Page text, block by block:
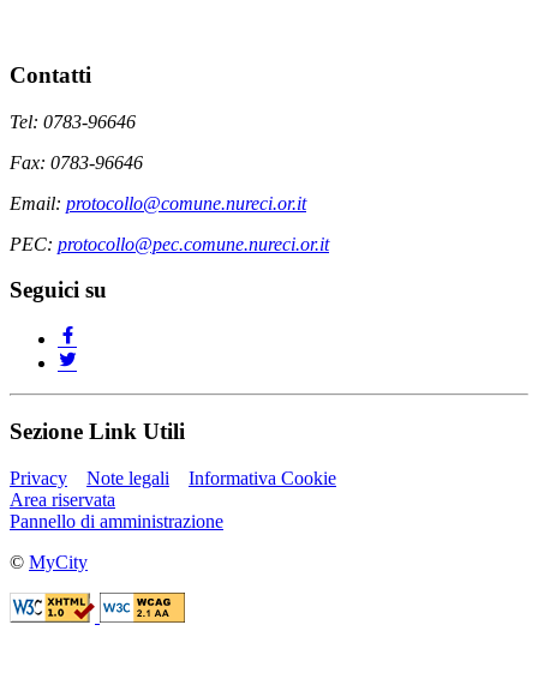
Contatti
Tel: 0783-96646
Fax: 0783-96646
Email: protocollo@comune.nureci.or.it
PEC: protocollo@pec.comune.nureci.or.it
Seguici su
Sezione Link Utili
Privacy Note legali
Informativa Cookie
Area riservata
Pannello di amministrazione
© MyCity